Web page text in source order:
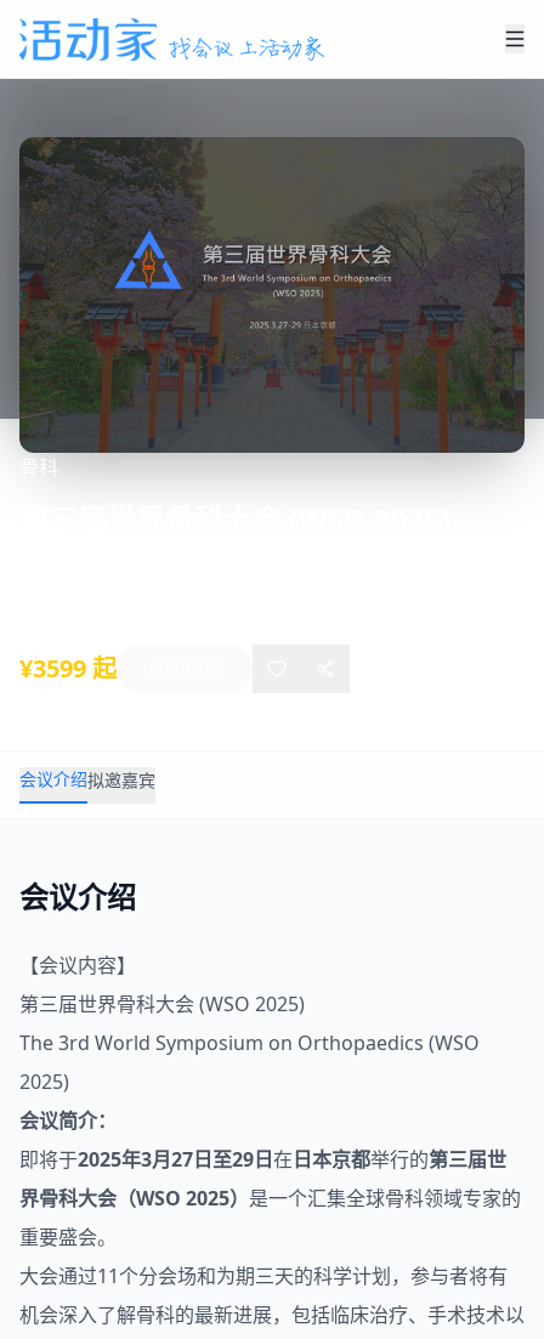
骨科
¥3599 起
会议介绍拟邀嘉宾
会议介绍
【会议内容】
第三届世界骨科大会 (WSO 2025)
The 3rd World Symposium on Orthopaedics (WSO
2025)
会议简介：
即将于2025年3月27日至29日在日本京都举行的第三届世
界骨科大会（WSO 2025） 是一个汇集全球骨科领域专家的
重要盛会。
大会通过11个分会场和为期三天的科学计划，参与者将有
机会深入了解骨科的最新进展，包括临床治疗、手术技术以